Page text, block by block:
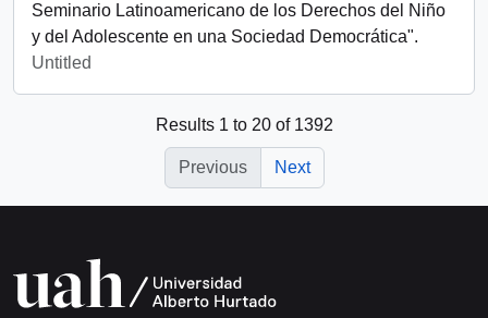
Seminario Latinoamericano de los Derechos del Niño
y del Adolescente en una Sociedad Democrática".
Untitled
Results 1 to 20 of 1392
Previous Next